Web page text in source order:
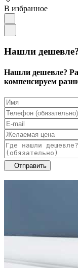
В избранное
Нашли
Нашли дешевле?
компенсируем
Отправить